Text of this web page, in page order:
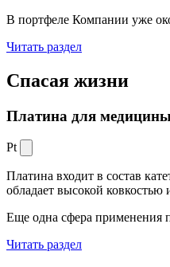
В портфеле Компании уже
Читать раздел
Спасая жизни
Платина для
Pt
Платина входит в состав
обладает высокой
Еще одна сфера применения
Читать раздел